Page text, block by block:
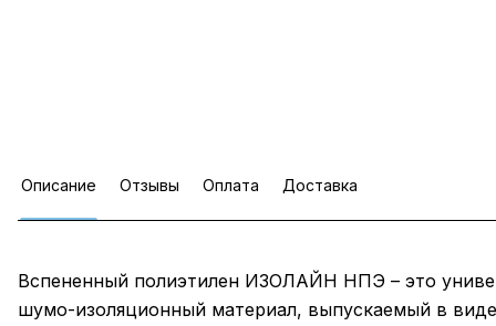
Описание Отзывы Оплата Доставка
Вспененный полиэтилен ИЗОЛАЙН НПЭ – это
шумо-изоляционный материал, выпускаемый в